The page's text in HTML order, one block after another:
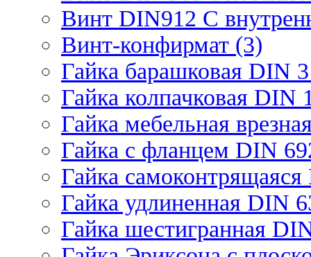
Винт DIN912 С
Винт-конфирмат (3)
Гайка барашковая DIN
Гайка колпачковая DIN
Гайка мебельная
Гайка с фланцем DIN
Гайка
Гайка удлиненная DIN
Гайка шестигранная